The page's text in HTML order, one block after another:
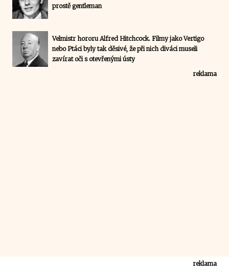
prostě gentleman
Velmistr hororu Alfred Hitchcock. Filmy jako Vertigo
nebo Ptáci byly tak děsivé, že při nich diváci museli
zavírat oči s otevřenými ústy
reklama
reklama